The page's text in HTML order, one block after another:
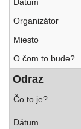
Odraz